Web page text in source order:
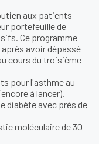
aux patients
portefeuille de
Ce programme
avoir dépassé
cours du troisième
pour l'asthme au
à lancer).
diabète avec près de
moléculaire de 30